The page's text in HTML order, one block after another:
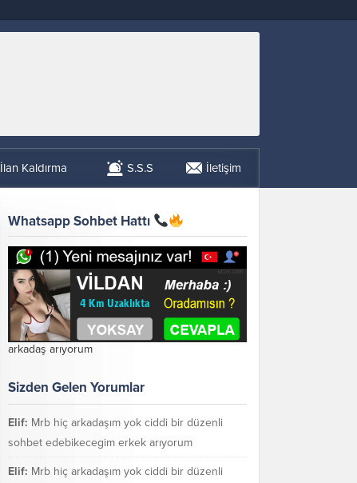
İlan Kaldırma S.S.S İletişim
Whatsapp Sohbet Hattı
arkadaş arıyorum
Sizden Gelen Yorumlar
Elif: Mrb hiç arkadaşım yok ciddi bir düzenli
sohbet edebikecegim erkek arıyorum
Elif: Mrb hiç arkadaşım yok ciddi bir düzenli